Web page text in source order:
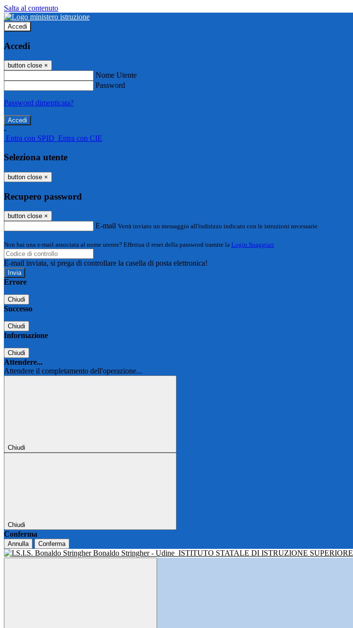
Salta al contenuto
Accedi
Accedi
button close ×
Nome Utente
Password
Password dimenticata?
-
Entra con SPID Entra con CIE
Seleziona utente
button close ×
Recupero password
button close ×
E-mail Verrà inviato un messaggio all'indirizzo indicato con le istruzioni necessarie.
Non hai una e-mail associata al nome utente? Effettua il reset della password tramite la Login Spaggiari
E-mail inviata, si prega di controllare la casella di posta elettronica!
Errore
Chiudi
Successo
Chiudi
Informazione
Chiudi
Attendere...
Attendere il completamento dell'operazione...
Chiudi
Chiudi
Conferma
Annulla Conferma
Bonaldo Stringher - Udine ISTITUTO STATALE DI ISTRUZIONE SUPERIORE